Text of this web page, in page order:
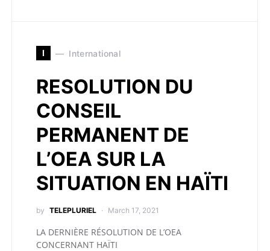
I International
RESOLUTION DU
CONSEIL
PERMANENT DE
L’OEA SUR LA
SITUATION EN HAÏTI
by TELEPLURIEL March 17, 2021
LA DERNIÈRE RÉSOLUTION DE L’OEA
CONCERNANT HAÏTI